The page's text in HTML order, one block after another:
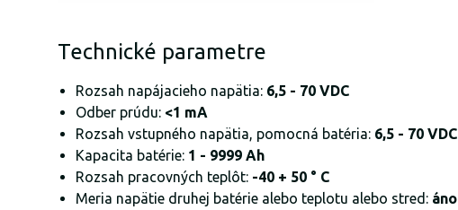
Technické parametre
Rozsah napájacieho napätia: 6,5 - 70 VDC
Odber prúdu: <1 mA
Rozsah vstupného napätia, pomocná batéria: 6,5 - 70 VDC
Kapacita batérie: 1 - 9999 Ah
Rozsah pracovných teplôt: -40 + 50 ° C
Meria napätie druhej batérie alebo teplotu alebo stred: áno